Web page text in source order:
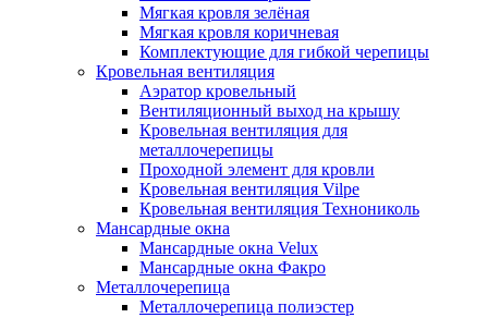
Мягкая кровля зелёная
Мягкая кровля коричневая
Комплектующие для гибкой черепицы
Кровельная вентиляция
Аэратор кровельный
Вентиляционный выход на крышу
Кровельная вентиляция для
металлочерепицы
Проходной элемент для кровли
Кровельная вентиляция Vilpe
Кровельная вентиляция Технониколь
Мансардные окна
Мансардные окна Velux
Мансардные окна Факро
Металлочерепица
Металлочерепица полиэстер